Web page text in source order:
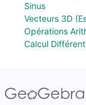
Sinus
Vecteurs 3D
Opérations
Calcul